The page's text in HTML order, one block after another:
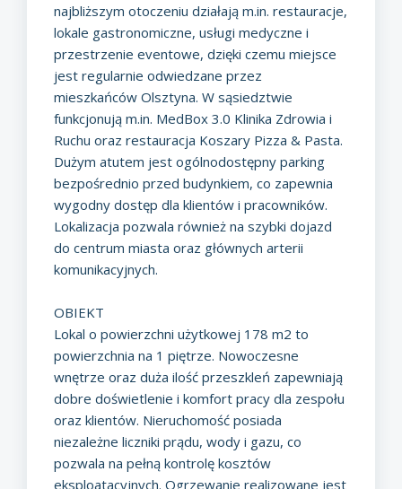
najbliższym otoczeniu działają m.in. restauracje,
lokale gastronomiczne, usługi medyczne i
przestrzenie eventowe, dzięki czemu miejsce
jest regularnie odwiedzane przez
mieszkańców Olsztyna. W sąsiedztwie
funkcjonują m.in. MedBox 3.0 Klinika Zdrowia i
Ruchu oraz restauracja Koszary Pizza & Pasta.
Dużym atutem jest ogólnodostępny parking
bezpośrednio przed budynkiem, co zapewnia
wygodny dostęp dla klientów i pracowników.
Lokalizacja pozwala również na szybki dojazd
do centrum miasta oraz głównych arterii
komunikacyjnych.
OBIEKT
Lokal o powierzchni użytkowej 178 m2 to
powierzchnia na 1 piętrze. Nowoczesne
wnętrze oraz duża ilość przeszkleń zapewniają
dobre doświetlenie i komfort pracy dla zespołu
oraz klientów. Nieruchomość posiada
niezależne liczniki prądu, wody i gazu, co
pozwala na pełną kontrolę kosztów
eksploatacyjnych. Ogrzewanie realizowane jest